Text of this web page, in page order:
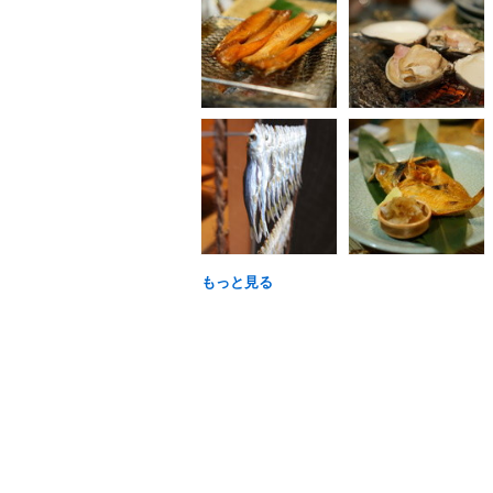
もっと見る